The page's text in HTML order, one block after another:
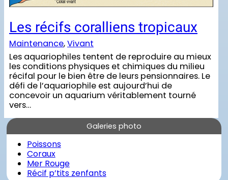
Les récifs coralliens tropicaux
Maintenance, Vivant
Les aquariophiles tentent de reproduire au mieux
les conditions physiques et chimiques du milieu
récifal pour le bien être de leurs pensionnaires. Le
défi de l’aquariophile est aujourd’hui de
concevoir un aquarium véritablement tourné
vers…
Galeries photo
Poissons
Coraux
Mer Rouge
Récif p’tits zenfants